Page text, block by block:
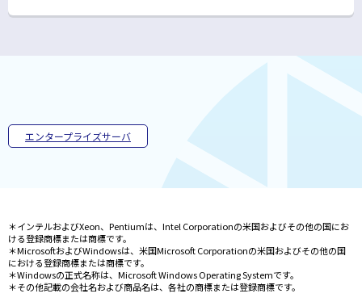
ウ
エンタープライズサーバ
＊インテルおよびXeon、Pentiumは、Intel Corporationの米国およびその他の国にお
ける登録商標または商標です。
＊MicrosoftおよびWindowsは、米国Microsoft Corporationの米国およびその他の国
における登録商標または商標です。
＊Windowsの正式名称は、Microsoft Windows Operating Systemです。
＊その他記載の会社名および商品名は、各社の商標または登録商標です。